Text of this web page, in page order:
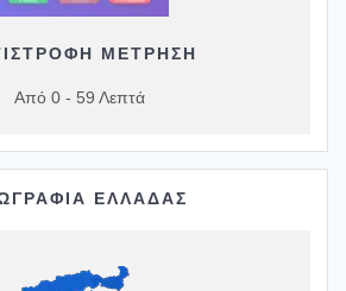
ΜΕΤΡΗΣΗ
Από 0 - 59 Λεπτά
ΕΛΛΑΔΑΣ